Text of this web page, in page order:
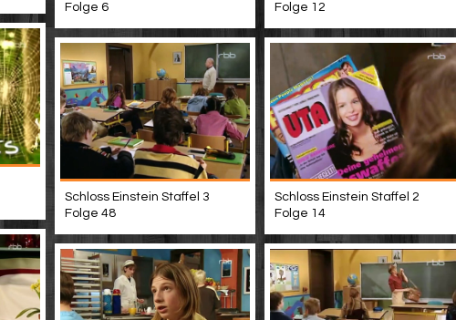
Folge 6
Folge 12
Schloss Einstein Staffel 3
Folge 48
Schloss Einstein Staffel 2
Folge 14